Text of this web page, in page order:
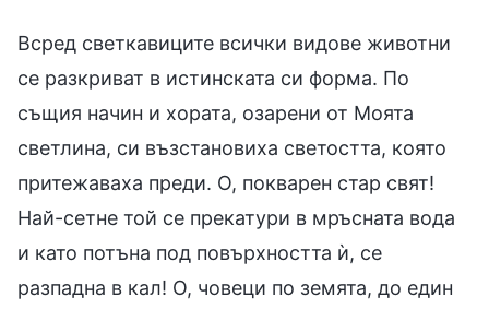
Всред светкавиците всички видове животни
се разкриват в истинската си форма. По
същия начин и хората, озарени от Моята
светлина, си възстановиха светостта, която
притежаваха преди. О, покварен стар свят!
Най-сетне той се прекатури в мръсната вода
и като потъна под повърхността ѝ, се
разпадна в кал! О, човеци по земята, до един